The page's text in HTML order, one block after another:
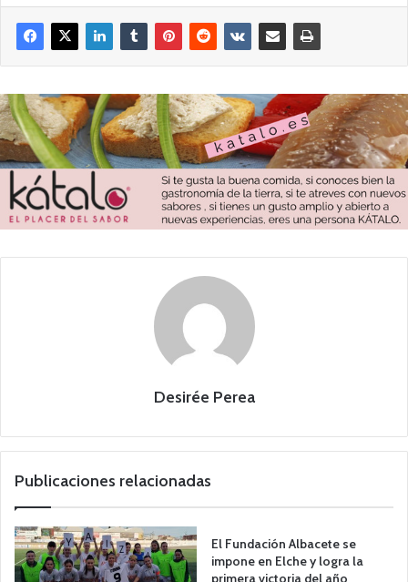
Desirée Perea
Publicaciones relacionadas
El Fundación Albacete se
impone en Elche y logra la
primera victoria del año